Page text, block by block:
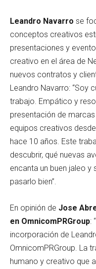
Leandro Navarro se
conceptos creativos
presentaciones y
creativo en el área de
nuevos contratos y
Leandro Navarro: “Soy
trabajo. Empático y
presentación de
equipos creativos desde
hace 10 años. Este
descubrir, qué nuevas
encanta un buen jaleo
pasarlo bien”.
En opinión de Jose
en OmnicomPRGroup:
incorporación de
OmnicomPRGroup. La
humano y creativo que